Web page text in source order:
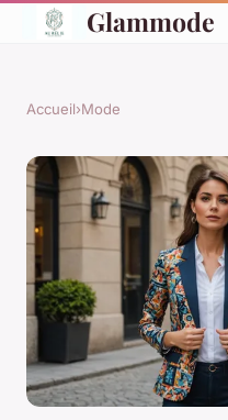
Glammode
Accueil›Mode